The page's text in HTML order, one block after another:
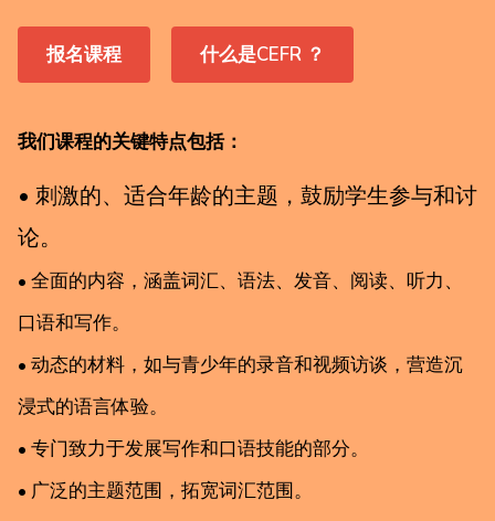
报名课程 什么是CEFR ？
我们课程的关键特点包括：
• 刺激的、适合年龄的主题，鼓励学生参与和讨
论。
• 全面的内容，涵盖词汇、语法、发音、阅读、听力、
口语和写作。
• 动态的材料，如与青少年的录音和视频访谈，营造沉
浸式的语言体验。
• 专门致力于发展写作和口语技能的部分。
• 广泛的主题范围，拓宽词汇范围。